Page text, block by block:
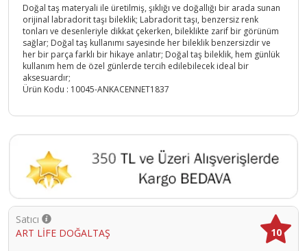
Doğal taş materyali ile üretilmiş, şıklığı ve doğallığı bir arada sunan
orijinal labradorit taşı bileklik; Labradorit taşı, benzersiz renk
tonları ve desenleriyle dikkat çekerken, bileklikte zarif bir görünüm
sağlar; Doğal taş kullanımı sayesinde her bileklik benzersizdir ve
her bir parça farklı bir hikaye anlatır; Doğal taş bileklik, hem günlük
kullanım hem de özel günlerde tercih edilebilecek ideal bir
aksesuardır;
Ürün Kodu : 10045-ANKACENNET1837
Satıcı
ART LİFE DOĞALTAŞ
10